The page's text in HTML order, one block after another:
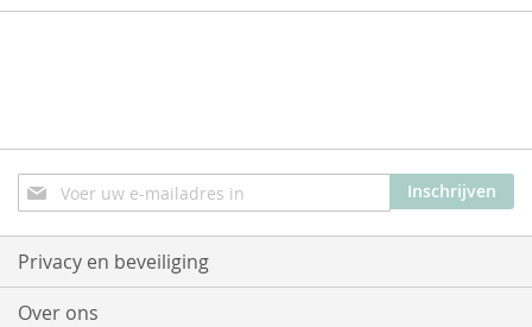
Abonneer
u
op
onze
nieuwsbrief
Inschrijven
Privacy en beveiliging
Over ons